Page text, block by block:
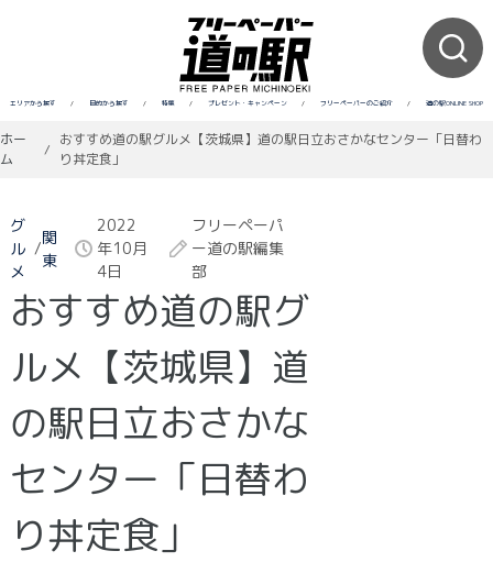
エリアから探す / 目的から探す / 特集 / プレゼント・キャンペーン / フリーペーパーのご紹介 / 道の駅ONLINE SHOP
ホー
ム
/
おすすめ道の駅グルメ【茨城県】道の駅日立おさかなセンター「日替わ
り丼定食」
グ
ル
メ
/
関
東
2022
年10月
4日
フリーペーパ
ー道の駅編集
部
おすすめ道の駅グ
ルメ【茨城県】道
の駅日立おさかな
センター「日替わ
り丼定食」